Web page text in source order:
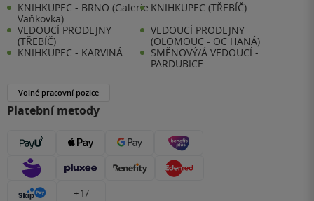
KNIHKUPEC - BRNO (Galerie
Vaňkovka)
KNIHKUPEC (TŘEBÍČ)
VEDOUCÍ PRODEJNY
(TŘEBÍČ)
VEDOUCÍ PRODEJNY
(OLOMOUC - OC HANÁ)
KNIHKUPEC - KARVINÁ
SMĚNOVÝ/Á VEDOUCÍ -
PARDUBICE
Volné pracovní pozice
Platební metody
+ 17